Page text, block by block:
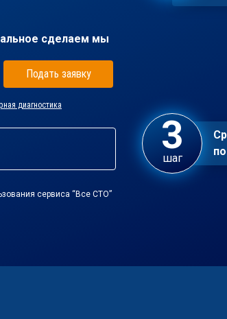
сделаем мы
Подать заявку
диагностика
сервиса “Все СТО”
шаг